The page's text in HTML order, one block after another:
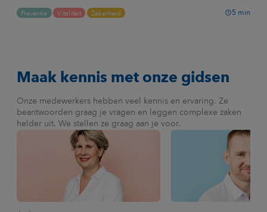
Preventie Vitaliteit Zekerheid 5 min
Maak kennis met onze gidsen
Onze medewerkers hebben veel kennis en ervaring. Ze
beantwoorden graag je vragen en leggen complexe zaken
helder uit. We stellen ze graag aan je voor.